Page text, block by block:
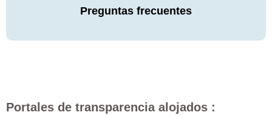
Preguntas frecuentes
Portales de transparencia alojados :